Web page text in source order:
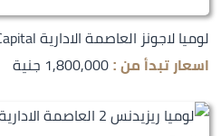
لوميا لاجونز العاصمة الادارية Lumia Lagoons New Capital
اسعار تبدأ من : 1,800,000 جنية